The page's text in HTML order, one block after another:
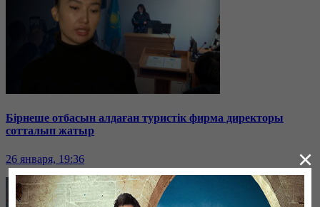
Бірнеше отбасын алдаған туристік фирма директоры
сотталып жатыр
26 января, 19:36 ×